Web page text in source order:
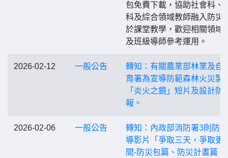
包免費下載，協助社會科、
科及綜合領域教師融入防災
於課堂教學，歡迎相關領域
及班級導師參考運用。
2026-02-12 一般公告
轉知：有關農業部林業及自
育署為宣導防範森林火災製
「炎火之鏡」短片及設計防
報。
2026-02-06 一般公告
轉知：內政部消防署3則防
導影片「爭取三天，爭取更
間-防災包篇、防災計畫篇、